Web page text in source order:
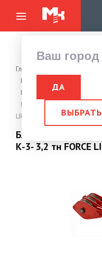
Ваш город
ДА
Главная страница
Блок монтажный
Блок трехрольный
Блок монтажный
LIFTING
Блок монтажный
К-3- 3,2 тн FORCE